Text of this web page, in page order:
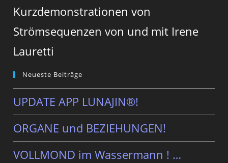
Kurzdemonstrationen von
Strömsequenzen von und mit Irene
Lauretti
Neueste Beiträge
UPDATE APP LUNAJIN®!
ORGANE und BEZIEHUNGEN!
VOLLMOND im Wassermann ! …